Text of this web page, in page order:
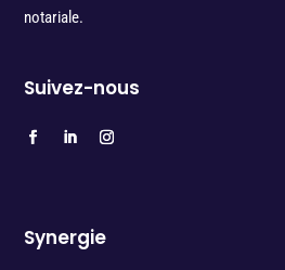
notariale.
Suivez-nous
Synergie